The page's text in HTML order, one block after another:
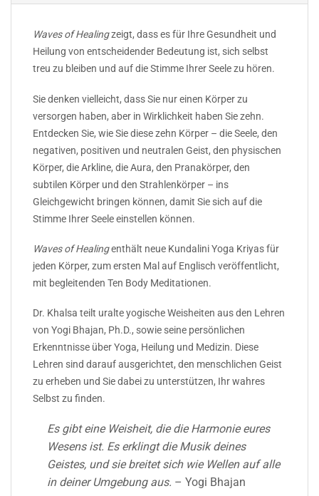
Waves of Healingzeigt, dass es für Ihre Gesundheit und
Heilung von entscheidender Bedeutung ist, sich selbst
treu zu bleiben und auf die Stimme Ihrer Seele zu hören.
Sie denken vielleicht, dass Sie nur einen Körper zu
versorgen haben, aber in Wirklichkeit haben Sie zehn.
Entdecken Sie, wie Sie diese zehn Körper – die Seele, den
negativen, positiven und neutralen Geist, den physischen
Körper, die Arkline, die Aura, den Pranakörper, den
subtilen Körper und den Strahlenkörper – ins
Gleichgewicht bringen können, damit Sie sich auf die
Stimme Ihrer Seele einstellen können.
Waves of Healingenthält neue Kundalini Yoga Kriyas für
jeden Körper, zum ersten Mal auf Englisch veröffentlicht,
mit begleitenden Ten Body Meditationen.
Dr. Khalsa teilt uralte yogische Weisheiten aus den Lehren
von Yogi Bhajan, Ph.D., sowie seine persönlichen
Erkenntnisse über Yoga, Heilung und Medizin. Diese
Lehren sind darauf ausgerichtet, den menschlichen Geist
zu erheben und Sie dabei zu unterstützen, Ihr wahres
Selbst zu finden.
Es gibt eine Weisheit, die die Harmonie eures
Wesens ist. Es erklingt die Musik deines
Geistes, und sie breitet sich wie Wellen auf alle
in deiner Umgebung aus. – Yogi Bhajan